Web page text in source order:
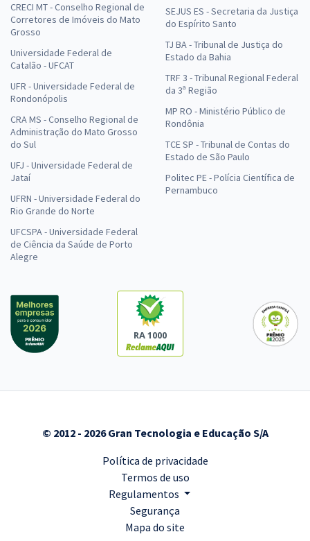
CRECI MT - Conselho Regional de
Corretores de Imóveis do Mato
Grosso
Universidade Federal de
Catalão - UFCAT
UFR - Universidade Federal de
Rondonópolis
CRA MS - Conselho Regional de
Administração do Mato Grosso
do Sul
UFJ - Universidade Federal de
Jataí
UFRN - Universidade Federal do
Rio Grande do Norte
UFCSPA - Universidade Federal
de Ciência da Saúde de Porto
Alegre
SEJUS ES - Secretaria da Justiça
do Espírito Santo
TJ BA - Tribunal de Justiça do
Estado da Bahia
TRF 3 - Tribunal Regional Federal
da 3ª Região
MP RO - Ministério Público de
Rondônia
TCE SP - Tribunal de Contas do
Estado de São Paulo
Politec PE - Polícia Científica de
Pernambuco
RA 1000
© 2012 - 2026 Gran Tecnologia e Educação S/A
Política de privacidade
Termos de uso
Regulamentos
Segurança
Mapa do site